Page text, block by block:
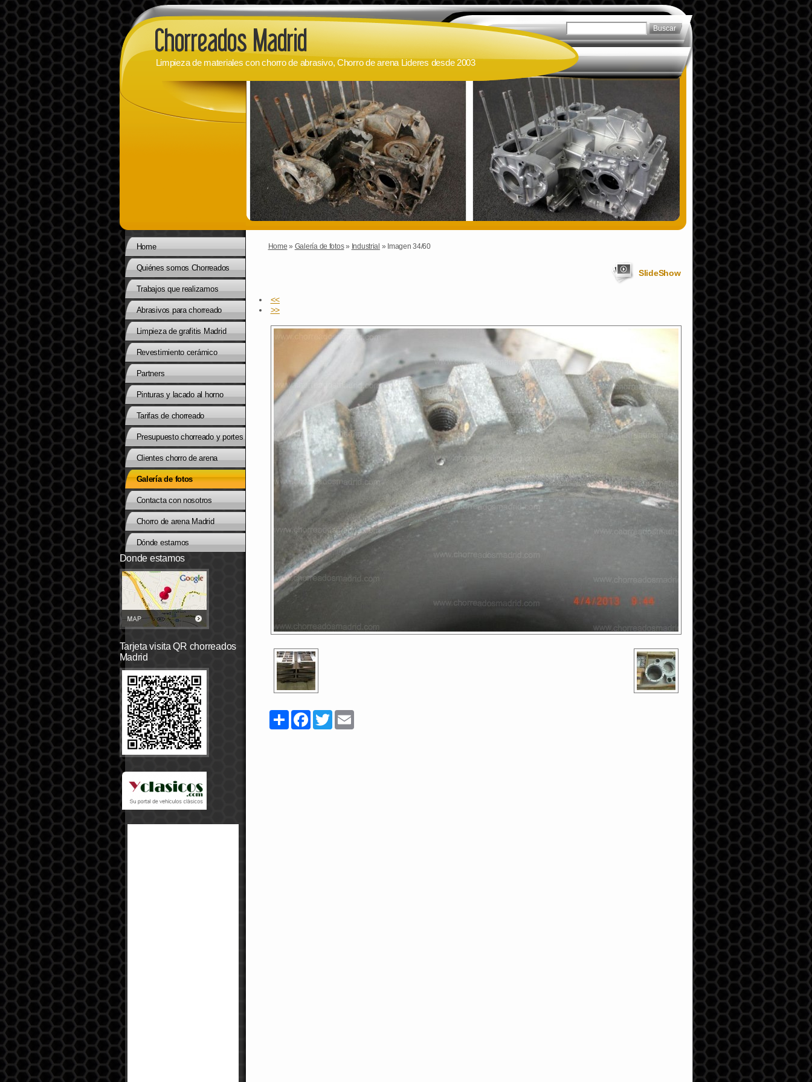
Limpieza de materiales con chorro de abrasivo, Chorro de arena Lideres desde 2003
Home » Galería de fotos» Industrial » Imagen 34/60
SlideShow
<<
>>
ShareFacebook
TwitterEmail
Home
Quiénes somos Chorreados
Trabajos que realizamos
Abrasivos para chorreado
Limpieza de grafitis Madrid
Revestimiento cerámico
Partners
Pinturas y lacado al horno
Tarifas de chorreado
Presupuesto chorreado y portes
Clientes chorro de arena
Galería de fotos
Contacta con nosotros
Chorro de arena Madrid
Dónde estamos
Donde estamos
Tarjeta visita QR chorreados
Madrid